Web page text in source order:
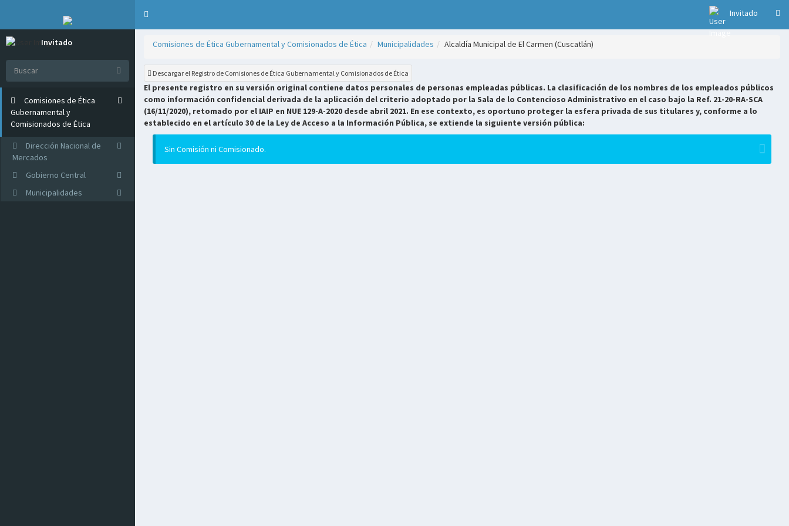
Invitado
Invitado
Comisiones de Ética
Gubernamental y
Comisionados de Ética
Dirección Nacional de
Mercados
Gobierno Central
Municipalidades
Comisiones de Ética Gubernamental y Comisionados de Ética Municipalidades Alcaldía Municipal de El Carmen (Cuscatlán)
Descargar el Registro de Comisiones de Ética Gubernamental y Comisionados de Ética
El presente registro en su versión original contiene datos personales de personas empleadas públicas. La clasificación de los nombres de los empleados públicos
como información confidencial derivada de la aplicación del criterio adoptado por la Sala de lo Contencioso Administrativo en el caso bajo la Ref. 21-20-RA-SCA
(16/11/2020), retomado por el IAIP en NUE 129-A-2020 desde abril 2021. En ese contexto, es oportuno proteger la esfera privada de sus titulares y, conforme a lo
establecido en el artículo 30 de la Ley de Acceso a la Información Pública, se extiende la siguiente versión pública:
Sin Comisión ni Comisionado.